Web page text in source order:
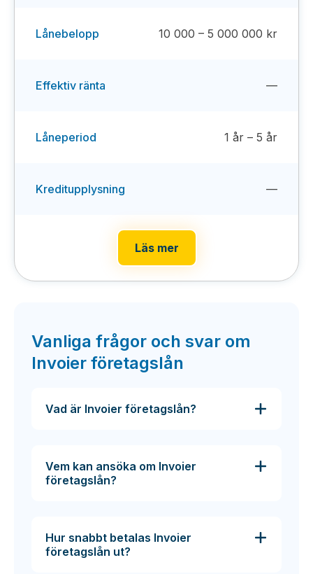
Lånebelopp 10 000 – 5 000 000 kr
Effektiv ränta —
Låneperiod 1 år – 5 år
Kreditupplysning —
Läs mer
Vanliga frågor och svar om
Invoier företagslån
Vad är Invoier företagslån?
Vem kan ansöka om Invoier
företagslån?
Hur snabbt betalas Invoier
företagslån ut?